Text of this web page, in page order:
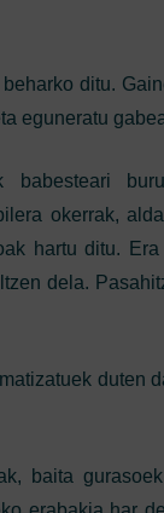
ditu.
eguneratu
okerrak,
hartu ditu.
dela.
duten
baita